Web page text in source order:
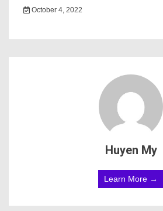
October 4, 2022
Huyen My
Learn More →